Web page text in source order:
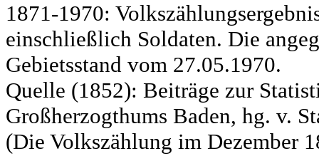
1871-1970:
einschließlich Soldaten. Die
Gebietsstand vom 27.05.1970.
Quelle (1852): Beiträge zur
Großherzogthums Baden, hg. v.
(Die Volkszählung im Dezember